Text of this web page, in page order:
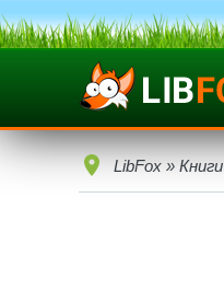
LibFox » Книги